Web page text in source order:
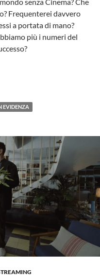
senza Cinema? Che
Frequenterei davvero
a portata di mano?
più i numeri del
LASCIA QUESTO 2020?
EVIDENZA